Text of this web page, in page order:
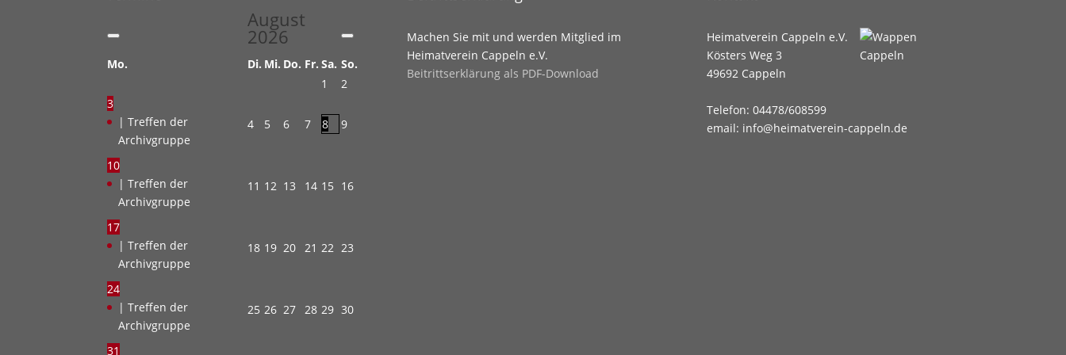
August
2026
Mo. Di. Mi. Do. Fr. Sa. So.
1
2
3
| Treffen der
Archivgruppe
4 5 6 7 8 9
10
| Treffen der
Archivgruppe
11 12 13 14 15 16
17
| Treffen der
Archivgruppe
18 19 20 21 22 23
24
| Treffen der
Archivgruppe
25 26 27 28 29 30
31
Machen Sie mit und werden Mitglied im
Heimatverein Cappeln e.V.
Beitrittserklärung als PDF-Download
Heimatverein Cappeln e.V.
Kösters Weg 3
49692 Cappeln
Telefon: 04478/608599
email: info@heimatverein-cappeln.de